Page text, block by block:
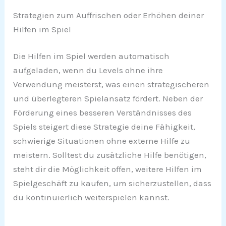
Strategien zum Auffrischen oder Erhöhen deiner
Hilfen im Spiel
Die Hilfen im Spiel werden automatisch
aufgeladen, wenn du Levels ohne ihre
Verwendung meisterst, was einen strategischeren
und überlegteren Spielansatz fördert. Neben der
Förderung eines besseren Verständnisses des
Spiels steigert diese Strategie deine Fähigkeit,
schwierige Situationen ohne externe Hilfe zu
meistern. Solltest du zusätzliche Hilfe benötigen,
steht dir die Möglichkeit offen, weitere Hilfen im
Spielgeschäft zu kaufen, um sicherzustellen, dass
du kontinuierlich weiterspielen kannst.